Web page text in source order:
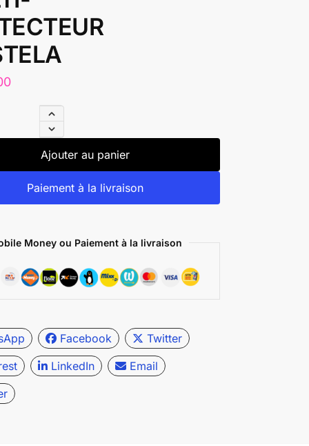
Ajouter au panier
Paiement à la livraison
Money ou Paiement à la livraison
Facebook
Twitter
LinkedIn
Email